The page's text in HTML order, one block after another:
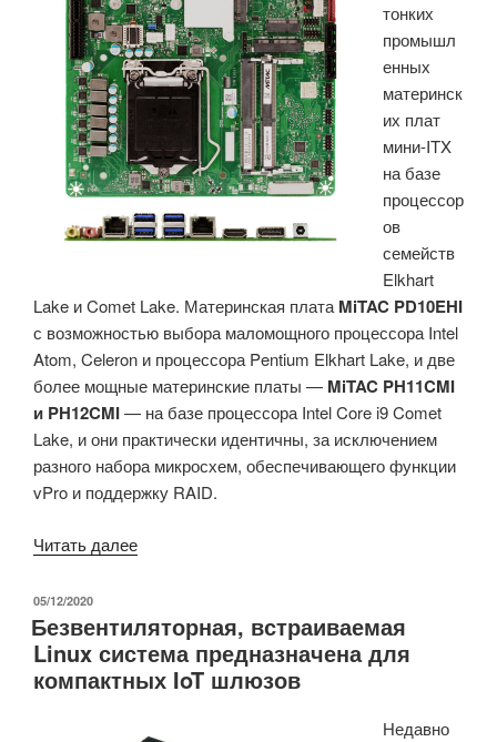
ITX»
тонких
промышл
енных
материнск
их плат
мини-ITX
на базе
процессор
ов
семейств
Elkhart
Lake и Comet Lake. Материнская плата MiTAC PD10EHI
с возможностью выбора маломощного процессора Intel
Atom, Celeron и процессора Pentium Elkhart Lake, и две
более мощные материнские платы — MiTAC PH11CMI
и PH12CMI— на базе процессора Intel Core i9 Comet
Lake, и они практически идентичны, за исключением
разного набора микросхем, обеспечивающего функции
vPro и поддержку RAID.
Читать далее«MiTAC
материнские
платы
Mini-
ОПУБЛИКОВАНО
05/12/2020
Безвентиляторная, встраиваемая
Linux система предназначена для
компактных IoT шлюзов
Недавно